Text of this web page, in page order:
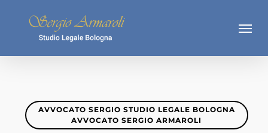
Menu
AVVOCATO SERGIO STUDIO LEGALE BOLOGNA
AVVOCATO SERGIO ARMAROLI